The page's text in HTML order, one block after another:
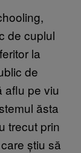
de cuplul
la
de
aflu pe viu
ăsta
trecut prin
știu să